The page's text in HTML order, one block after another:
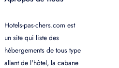
Hotels-pas-chers.com est
un site qui liste des
hébergements de tous type
allant de l'hôtel, la cabane